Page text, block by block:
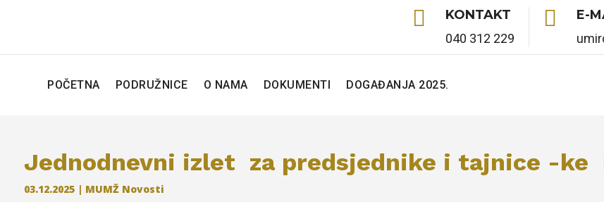
 KONTAKT
040 312 229
 E-
POČETNA PODRUŽNICE O NAMA DOKUMENTI DOGAĐANJA 2025.
Jednodnevni izlet za predsjednike i tajnice -ke
03.12.2025| MUMŽ Novosti